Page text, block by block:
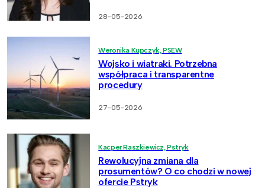
28-05-2026
Weronika Kupczyk, PSEW
Wojsko i wiatraki. Potrzebna
współpraca i transparentne
procedury
27-05-2026
Kacper Raszkiewicz, Pstryk
Rewolucyjna zmiana dla
prosumentów? O co chodzi w nowej
ofercie Pstryk